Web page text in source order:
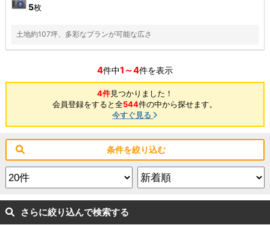
5枚
土地約107坪、多彩なプランが可能な広さ
4件中1～4件を表示
4件見つかりました！
会員登録をすると全544件の中から探せます。
今すぐ見る
条件を絞り込む
さらに絞り込んで検索する